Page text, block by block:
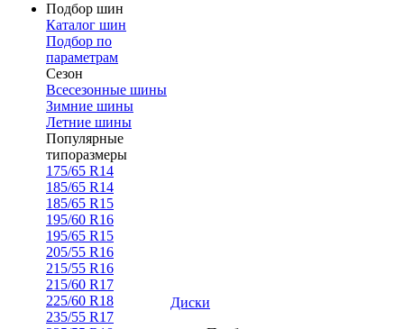
Подбор шин
Каталог шин
Подбор по
параметрам
Сезон
Всесезонные шины
Зимние шины
Летние шины
Популярные
типоразмеры
175/65 R14
185/65 R14
185/65 R15
195/60 R16
195/65 R15
205/55 R16
215/55 R16
215/60 R17
225/60 R18
235/55 R17
Диски